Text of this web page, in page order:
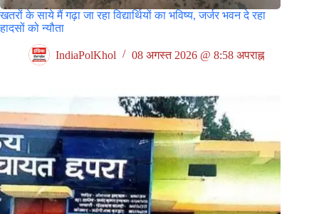
खतरों के साये मैं गढ़ा जा रहा विद्यार्थियों का भविष्य, जर्जर भवन दे रहा
हादसों को न्यौता
IndiaPolKhol 08 अगस्त 2026 @ 8:58 अपराह्न